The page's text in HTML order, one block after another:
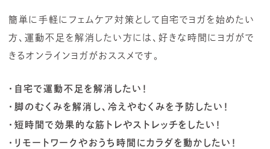
簡単に手軽にフェムケア対策として自宅でヨガを始めたい
方、運動不足を解消したい方には、好きな時間にヨガがで
きるオンラインヨガがおススメです。
・自宅で運動不足を解消したい！
・脚のむくみを解消し、冷えやむくみを予防したい！
・短時間で効果的な筋トレやストレッチをしたい！
・リモートワークやおうち時間にカラダを動かしたい！